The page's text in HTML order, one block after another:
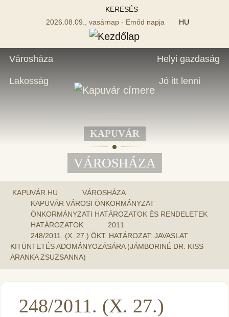
KERESÉS
2026.08.09., vasárnap - Emőd napja
HU
Városháza
Lakosság
Helyi gazdaság
Jó itt lenni
KAPUVÁR
VÁROSHÁZA
KAPUVÁR.HU
VÁROSHÁZA
KAPUVÁR VÁROSI ÖNKORMÁNYZAT
ÖNKORMÁNYZATI HATÁROZATOK ÉS RENDELETEK
HATÁROZATOK
2011
248/2011. (X. 27.) ÖKT. HATÁROZAT: JAVASLAT
KITÜNTETÉS ADOMÁNYOZÁSÁRA (JÁMBORINÉ DR. KISS
ARANKA ZSUZSANNA)
248/2011. (X. 27.)